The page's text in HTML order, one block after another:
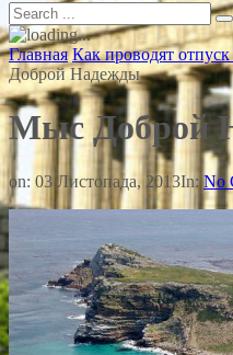
Главная Как проводят
Доброй Надежды
Мыс Доброй
on: 03 Листопада, 2013In: No